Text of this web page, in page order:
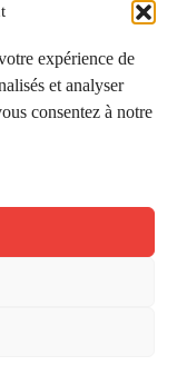
expérience de
et analyser
consentez à notre